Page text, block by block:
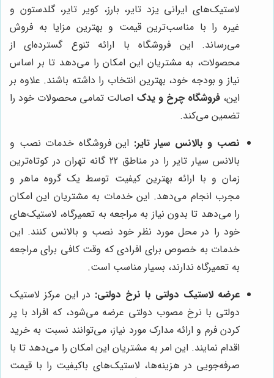
لاستیک‌های ایرانی یزد تایر، بارز، کویر تایر، گلدستون و
غیره را با مناسب‌ترین قیمت و بهترین مزایا به فروش
می‌رساند. این فروشگاه با ارائه تنوع گسترده‌ای از
محصولات، به مشتریان این امکان را می‌دهد تا بر اساس
نیاز و بودجه خود، بهترین انتخاب را داشته باشند. علاوه بر
این،فروشگاه چرخ و یدک اصالت تمامی محصولات خود را
تضمین می‌کند.
نصب و بالانس سیار تایر: این فروشگاه خدمات نصب و
بالانس سیار تایر را در مناطق 22 گانه تهران در کوتاه‌ترین
زمان و با ارائه بهترین کیفیت توسط یک گروه ماهر و
مجرب انجام می‌دهد. این خدمات به مشتریان این امکان
را می‌دهد تا بدون نیاز به مراجعه به تعمیرگاه، لاستیک‌های
خود را در محل مورد نظر خود نصب و بالانس کنند. این
خدمات به خصوص برای افرادی که وقت کافی برای مراجعه
به تعمیرگاه ندارند، بسیار مناسب است.
عرضه لاستیک دولتی با نرخ دولتی: در این مرکز لاستیک
دولتی با نرخ مصوب دولتی عرضه می‌شود، که افراد با پر
کردن فرم و ارائه مدارک مورد نیاز، می‌توانند نسبت به خرید
اقدام نمایند. این امر به مشتریان این امکان را می‌دهد تا با
صرفه‌جویی در هزینه‌ها، لاستیک‌های باکیفیت را با قیمت